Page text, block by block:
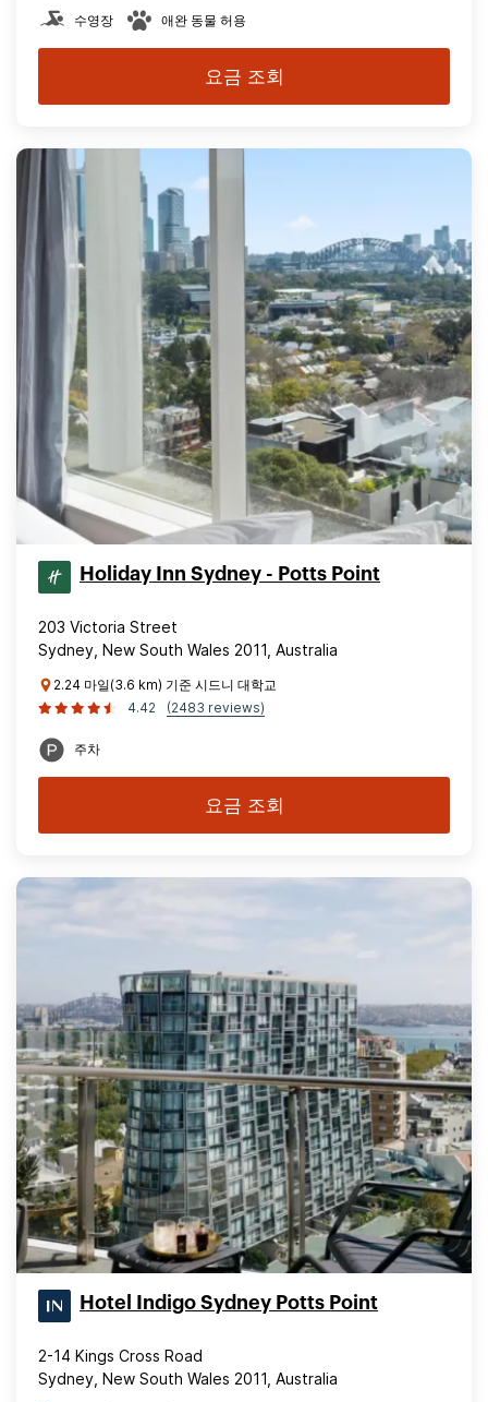
수영장 애완 동물 허용
요금 조회
Holiday Inn Sydney - Potts Point
203 Victoria Street
Sydney, New South Wales 2011, Australia
2.24 마일(3.6 km) 기준 시드니 대학교
4.42
(2483 reviews)
주차
요금 조회
Hotel Indigo Sydney Potts Point
2-14 Kings Cross Road
Sydney, New South Wales 2011, Australia